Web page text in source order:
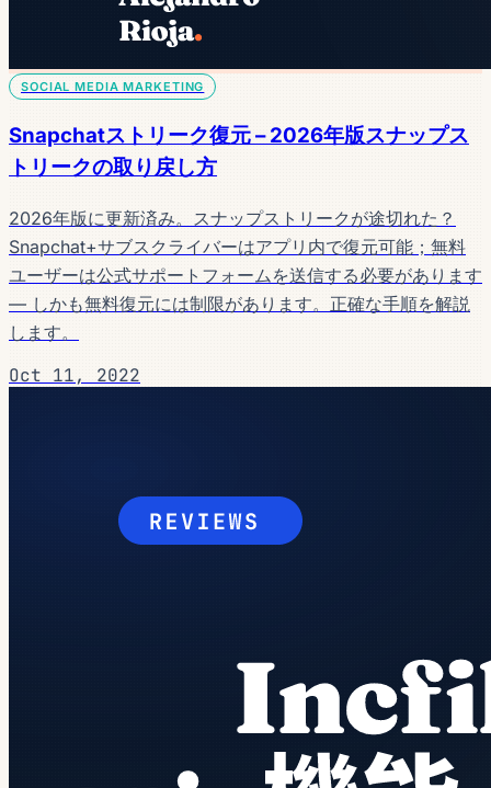
SOCIAL MEDIA MARKETING
Snapchatストリーク復元 – 2026年版スナップス
トリークの取り戻し方
2026年版に更新済み。スナップストリークが途切れた？
Snapchat+サブスクライバーはアプリ内で復元可能；無料
ユーザーは公式サポートフォームを送信する必要があります
— しかも無料復元には制限があります。正確な手順を解説
します。
Oct 11, 2022